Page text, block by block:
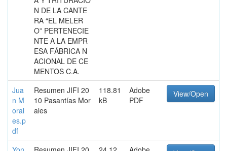
N DE LA CANTE
RA “EL MELER
O” PERTENECIE
NTE A LA EMPR
ESA FÁBRICA N
ACIONAL DE CE
MENTOS C.A.
Jua
n M
oral
es.p
df
Resumen JIFI 20
10 Pasantías Mor
ales
118.81
kB
Adobe
PDF
View/Open